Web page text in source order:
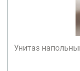
Унитаз